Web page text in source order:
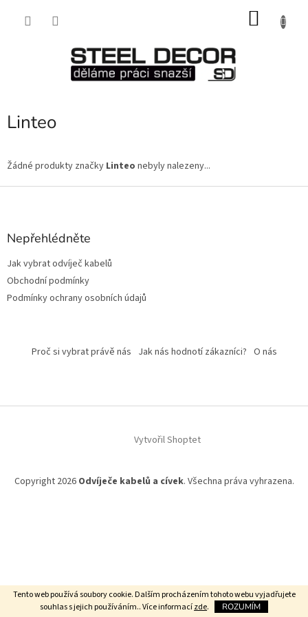
Tento web používá soubory cookie. Dalším procházením tohoto webu vyjadřujete
souhlas s jejich používáním.. Více informacízde. ROZUMÍM
Linteo
Žádné produkty značky Linteo nebyly nalezeny...
Z
Nepřehlédněte
Jak vybrat odvíječ kabelů
Obchodní podmínky
Podmínky ochrany osobních údajů
Proč si vybrat právě nás Jak nás hodnotí zákazníci? O nás
Vytvořil Shoptet
Copyright 2026 Odvíječe kabelů a cívek. Všechna práva vyhrazena.